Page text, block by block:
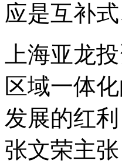
应是互补
上海亚龙
区域一体
发展的红
张文荣主